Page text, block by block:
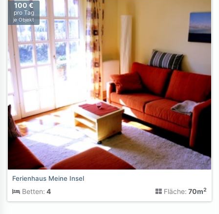
100 €
pro Tag
je Objekt
Ferienhaus Meine Insel
Betten: 4 Fläche: 70m2